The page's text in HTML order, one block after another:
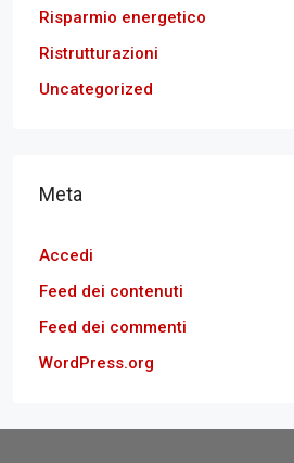
Risparmio energetico
Ristrutturazioni
Uncategorized
Meta
Accedi
Feed dei contenuti
Feed dei commenti
WordPress.org